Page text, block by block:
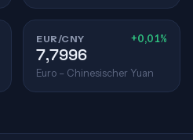
EUR/CNY +0,01%
7,7996
Euro – Chinesischer Yuan